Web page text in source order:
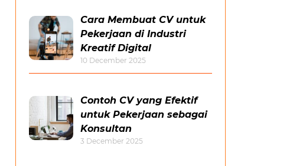
Cara Membuat CV untuk
Pekerjaan di Industri
Kreatif Digital
10 December 2025
Contoh CV yang Efektif
untuk Pekerjaan sebagai
Konsultan
3 December 2025